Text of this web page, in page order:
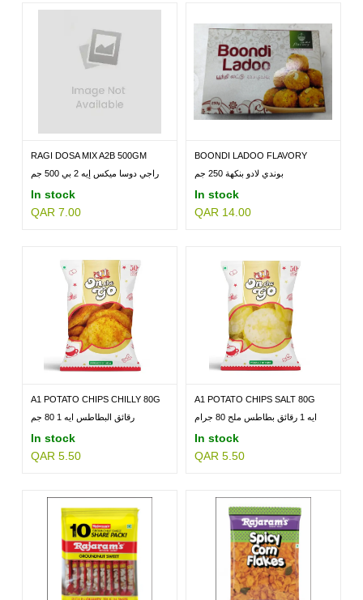
RAGI DOSA MIX A2B 500GM
راجي دوسا ميكس إيه 2 بي 500 جم
In stock
QAR 7.00
BOONDI LADOO FLAVORY
250GM بوندي لادو بنكهة 250 جم
In stock
QAR 14.00
A1 POTATO CHIPS CHILLY 80G
رقائق البطاطس ايه 1 80 جم
In stock
QAR 5.50
A1 POTATO CHIPS SALT 80G
ايه 1 رقائق بطاطس ملح 80 جرام
In stock
QAR 5.50